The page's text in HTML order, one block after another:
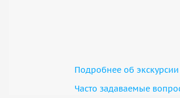
• И конечно же, посвятит в тонкости
Подробнее об экскурсии
Часто задаваемые